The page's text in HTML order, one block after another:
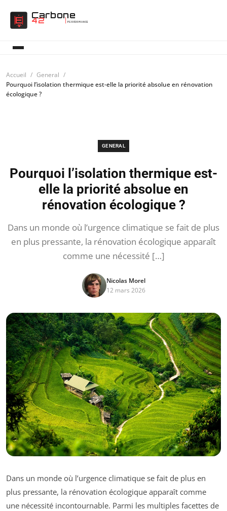
Carbone
42 PERFORMANCE
Accueil
General
Pourquoi l’isolation thermique est-elle la priorité absolue en rénovation
écologique ?
GENERAL
Pourquoi l’isolation thermique est-
elle la priorité absolue en
rénovation écologique ?
Dans un monde où l’urgence climatique se fait de plus
en plus pressante, la rénovation écologique apparaît
comme une nécessité […]
Nicolas Morel
12 mars 2026
Dans un monde où l’urgence climatique se fait de plus en
plus pressante, la rénovation écologique apparaît comme
une nécessité incontournable. Parmi les multiples facettes de